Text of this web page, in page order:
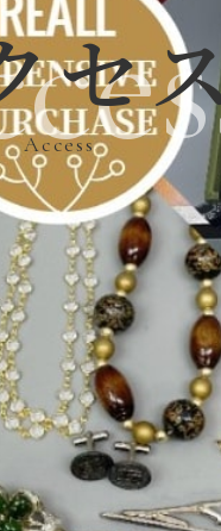
セ
Access